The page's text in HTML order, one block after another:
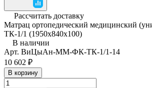
Рассчитать доставку
Матрац ортопедический медицинский
ТК-1/1 (1950x840x100)
В наличии
Арт. ВиЦыАн-ММ-ФК-ТК-1/1-14
10 602 ₽
В корзину